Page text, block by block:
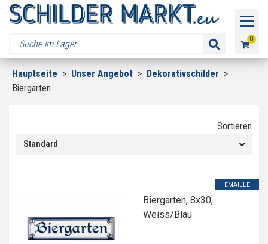
0
Hauptseite > Unser Angebot > Dekorativschilder >
Biergarten
Sortieren
Standard
EMAILLE
Biergarten, 8x30,
Weiss/Blau